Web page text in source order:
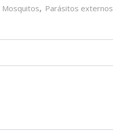
Mosquitos, Parásitos externos